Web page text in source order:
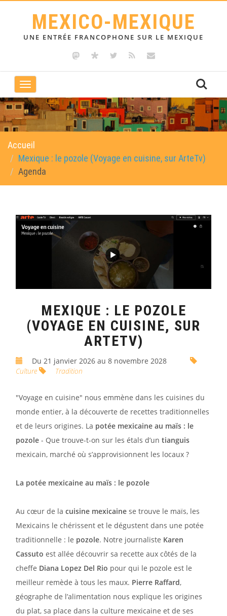
MEXICO-MEXIQUE
UNE ENTRÉE FRANCOPHONE SUR LE MEXIQUE
Toggle
navigation
Accueil
Mexique : le pozole (Voyage en cuisine, sur ArteTv)
Agenda
MEXIQUE : LE POZOLE
(VOYAGE EN CUISINE, SUR
ARTETV)
Du 21 janvier 2026 au 8 novembre 2028
Culture
Tradition
"Voyage en cuisine" nous emmène dans les cuisines du
monde entier, à la découverte de recettes traditionnelles
et de leurs origines. La potée mexicaine au maïs : le
pozole - Que trouve-t-on sur les étals d’un tianguis
mexicain, marché où s’approvisionnent les locaux ?
La potée mexicaine au maïs : le pozole
Au cœur de la cuisine mexicaine se trouve le maïs, les
Mexicains le chérissent et le dégustent dans une potée
traditionnelle : le pozole. Notre journaliste Karen
Cassuto est allée découvrir sa recette aux côtés de la
cheffe Diana Lopez Del Rio pour qui le pozole est le
meilleur remède à tous les maux. Pierre Raffard,
géographe de l’alimentation nous explique les origines
du plat, sa place dans la culture mexicaine et de ses